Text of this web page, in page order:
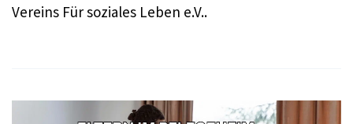
Vereins Für soziales Leben e.V..